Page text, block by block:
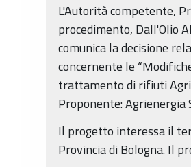
L'Autorità competente,
procedimento, Dall'Olio
comunica la decisione
concernente le
trattamento di rifiuti
Proponente: Agrienergia
Il progetto interessa il
Provincia di Bologna. Il